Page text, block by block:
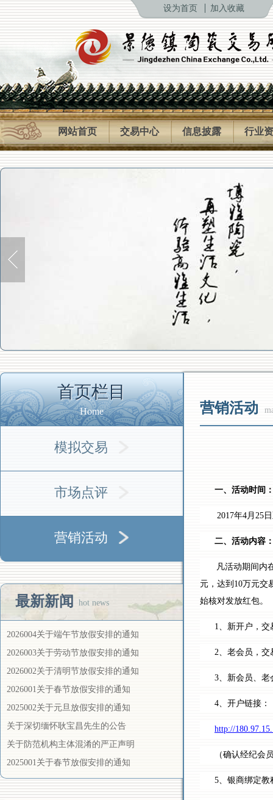
设为首页 加入收藏
网站首页 交易中心 信息披露 行业
首页栏目
Home
模拟交易
市场点评
营销活动
最新新闻 hot news
2026004关于端午节放假安排的通知
2026003关于劳动节放假安排的通知
2026002关于清明节放假安排的通知
2026001关于春节放假安排的通知
2025002关于元旦放假安排的通知
关于深切缅怀耿宝昌先生的公告
关于防范机构主体混淆的严正声明
2025001关于春节放假安排的通知
营销活动
一、活动时间
2017年4月 25
二、活动内容
凡活动期间内
元，达到 10万元交
始核对发放红包。
1、新开户，
2、老会员，
3、新会员、老
4、开户链接：
http://
（确认经纪会
5、银商绑定教